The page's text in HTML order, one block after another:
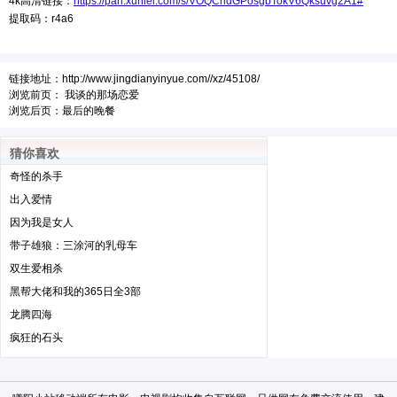
提取码：r4a6
链接地址： http://www.jingdianyinyue.com//xz/45108/
浏览前页： 我谈的那场恋爱
浏览后页： 最后的晚餐
猜你喜欢
奇怪的杀手
出入爱情
因为我是女人
带子雄狼：三涂河的乳母车
双生爱相杀
黑帮大佬和我的365日全3部
龙腾四海
疯狂的石头